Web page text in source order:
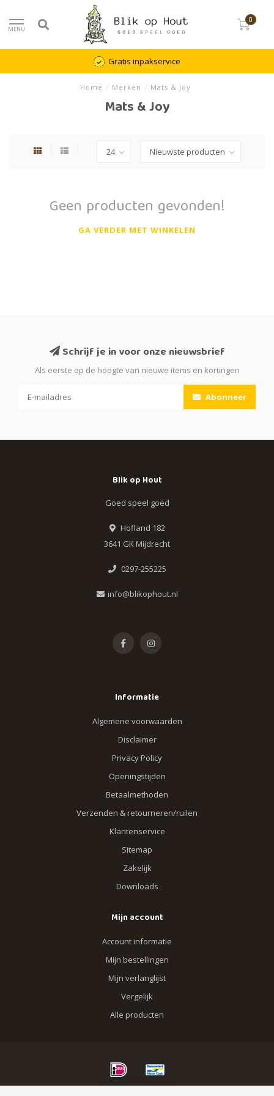
MENU
0
Gratis inpakservice
Home / Merken / Mats & Joy
Mats & Joy
Geen producten gevonden!
GA VERDER MET WINKELEN
Schrijf je in voor onze nieuwsbrief
Als eerste op de hoogte van nieuwe items en kortingen
Abonneer
Blik op Hout
Goed speel goed
Hofland 182
3641 GK Mijdrecht
0297-255225
info@blikophout.nl
Informatie
Algemene voorwaarden
Disclaimer
Privacy Policy
Openingstijden
Betaalmethoden
Verzenden & retourneren/ruilen
Klantenservice
Sitemap
Zakelijk
Downloads
Mijn account
Account informatie
Mijn bestellingen
Mijn verlanglijst
Vergelijk
Alle producten